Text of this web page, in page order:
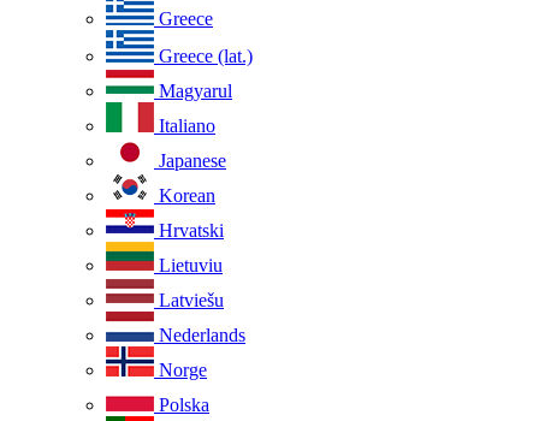
Greece
Greece (lat.)
Magyarul
Italiano
Japanese
Korean
Hrvatski
Lietuviu
Latviešu
Nederlands
Norge
Polska